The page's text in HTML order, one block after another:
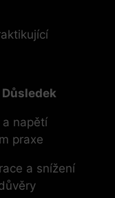
Důsledek
a napětí
praxe
a snížení